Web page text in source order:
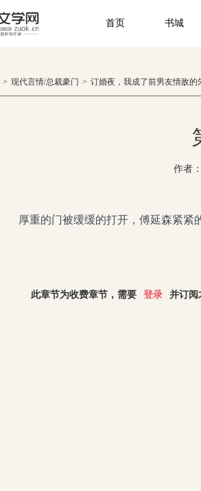
首页 书城
> 现代言情/总裁豪门 > 订婚夜，我成了前男友情敌的
作者
厚重的门被缓缓的打开，傅延森紧紧
此章节为收费章节，需要 登录 并订阅